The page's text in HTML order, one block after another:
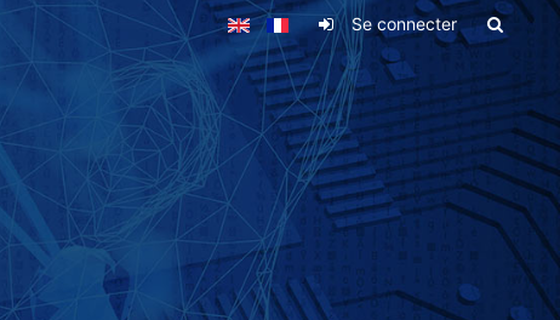
Se connecter